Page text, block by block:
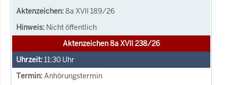
8a XVII 189/26
Nicht öffentlich
Aktenzeichen 8a XVII 238/26
11:30 Uhr
Anhörungstermin